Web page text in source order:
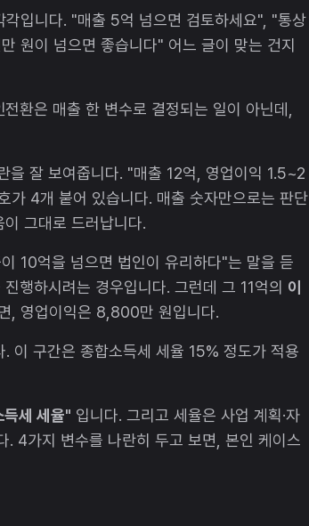
입니다. "매출 5억 넘으면 검토하세요", "통상
원이 넘으면 좋습니다" 어느 글이 맞는 건지
환은 매출 한 변수로 결정되는 일이 아닌데,
을 잘 보여줍니다. "매출 12억, 영업이익 1.5~2
가 4개 붙어 있습니다. 매출 숫자만으로는 판단
그대로 드러납니다.
10억을 넘으면 법인이 유리하다"는 말을 듣
행하시려는 경우입니다. 그런데 그 11억의 이
, 영업이익은 8,800만 원입니다.
이 구간은 종합소득세 세율 15% 정도가 적용
득세 세율" 입니다. 그리고 세율은 사업 계획·자
. 4가지 변수를 나란히 두고 보면, 본인 케이스